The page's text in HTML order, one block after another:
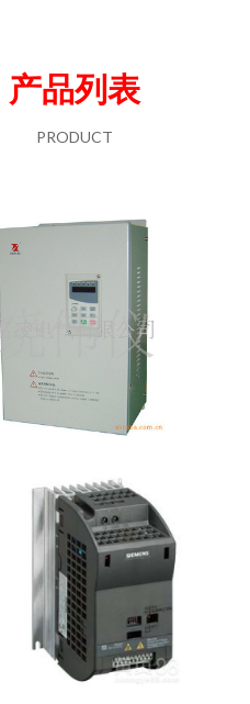
产品列表
PRODUCT